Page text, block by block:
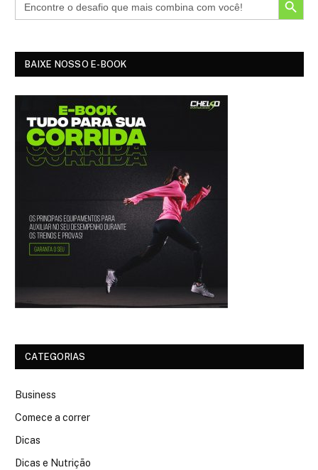
BAIXE NOSSO E-BOOK
CATEGORIAS
Business
Comece a correr
Dicas
Dicas e Nutrição